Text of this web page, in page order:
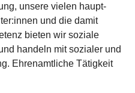
unsere vielen haupt-
und die damit
bieten wir soziale
handeln mit sozialer und
Ehrenamtliche Tätigkeit